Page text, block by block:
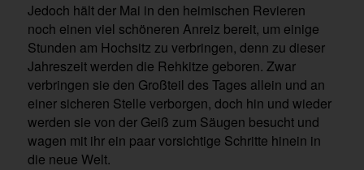
Jedoch hält der Mai in den heimischen Revieren
noch einen viel schöneren Anreiz bereit, um einige
Stunden am Hochsitz zu verbringen, denn zu dieser
Jahreszeit werden die Rehkitze geboren. Zwar
verbringen sie den Großteil des Tages allein und an
einer sicheren Stelle verborgen, doch hin und wieder
werden sie von der Geiß zum Säugen besucht und
wagen mit ihr ein paar vorsichtige Schritte hinein in
die neue Welt.